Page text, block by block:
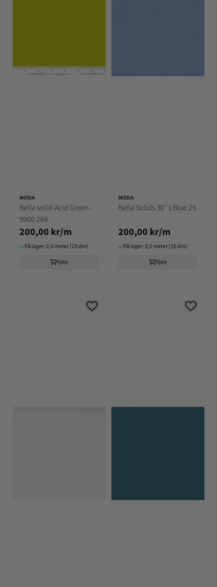
MODA
Bella solid-Acid Green-
9900 266
200,00 kr/m
På lager: 2,5 meter (25 dm)
Kjøp
MODA
Bella Solids 30`s Blue 25
200,00 kr/m
På lager: 3,5 meter (35 dm)
Kjøp